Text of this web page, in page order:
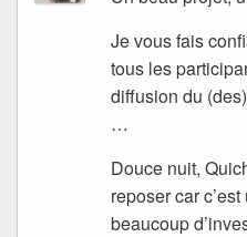
Je vous fais
tous les
diffusion du
…
Douce nuit,
reposer car
beaucoup